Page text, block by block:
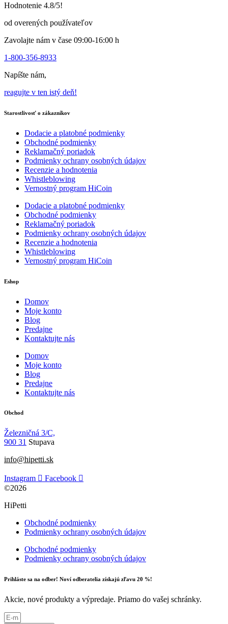
stránke
produktu
Hodnotenie 4.8/5!
od overených používateľov
Zavolajte nám v čase 09:00-16:00 h
1-800-356-8933
Napíšte nám,
reagujte v ten istý deň!
Starostlivosť o zákazníkov
Dodacie a platobné podmienky
Obchodné podmienky
Reklamačný poriadok
Podmienky ochrany osobných údajov
Recenzie a hodnotenia
Whistleblowing
Vernostný program HiCoin
Dodacie a platobné podmienky
Obchodné podmienky
Reklamačný poriadok
Podmienky ochrany osobných údajov
Recenzie a hodnotenia
Whistleblowing
Vernostný program HiCoin
Eshop
Domov
Moje konto
Blog
Predajne
Kontaktujte nás
Domov
Moje konto
Blog
Predajne
Kontaktujte nás
Obchod
Železničná 3/C,
900 31 Stupava
info@hipetti.sk
Instagram
Facebook
©2026
HiPetti
Obchodné podmienky
Podmienky ochrany osobných údajov
Obchodné podmienky
Podmienky ochrany osobných údajov
Prihláste sa na odber! Noví odberatelia získajú zľavu 20 %!
Akcie, nové produkty a výpredaje. Priamo do vašej schránky.